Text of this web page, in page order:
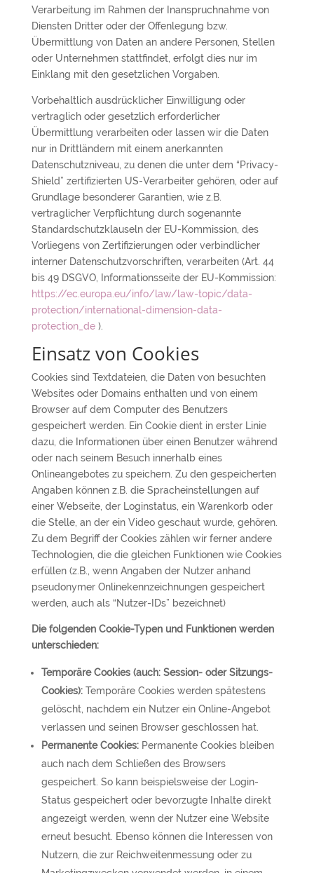
Verarbeitung im Rahmen der Inanspruchnahme von
Diensten Dritter oder der Offenlegung bzw.
Übermittlung von Daten an andere Personen, Stellen
oder Unternehmen stattfindet, erfolgt dies nur im
Einklang mit den gesetzlichen Vorgaben.
Vorbehaltlich ausdrücklicher Einwilligung oder
vertraglich oder gesetzlich erforderlicher
Übermittlung verarbeiten oder lassen wir die Daten
nur in Drittländern mit einem anerkannten
Datenschutzniveau, zu denen die unter dem “Privacy-
Shield” zertifizierten US-Verarbeiter gehören, oder auf
Grundlage besonderer Garantien, wie z.B.
vertraglicher Verpflichtung durch sogenannte
Standardschutzklauseln der EU-Kommission, des
Vorliegens von Zertifizierungen oder verbindlicher
interner Datenschutzvorschriften, verarbeiten (Art. 44
bis 49 DSGVO, Informationsseite der EU-Kommission:
https://ec.europa.eu/info/law/law-topic/data-
protection/international-dimension-data-
protection_de).
Einsatz von Cookies
Cookies sind Textdateien, die Daten von besuchten
Websites oder Domains enthalten und von einem
Browser auf dem Computer des Benutzers
gespeichert werden. Ein Cookie dient in erster Linie
dazu, die Informationen über einen Benutzer während
oder nach seinem Besuch innerhalb eines
Onlineangebotes zu speichern. Zu den gespeicherten
Angaben können z.B. die Spracheinstellungen auf
einer Webseite, der Loginstatus, ein Warenkorb oder
die Stelle, an der ein Video geschaut wurde, gehören.
Zu dem Begriff der Cookies zählen wir ferner andere
Technologien, die die gleichen Funktionen wie Cookies
erfüllen (z.B., wenn Angaben der Nutzer anhand
pseudonymer Onlinekennzeichnungen gespeichert
werden, auch als “Nutzer-IDs” bezeichnet)
Die folgenden Cookie-Typen und Funktionen werden
unterschieden:
Temporäre Cookies (auch: Session- oder Sitzungs-
Cookies):Temporäre Cookies werden spätestens
gelöscht, nachdem ein Nutzer ein Online-Angebot
verlassen und seinen Browser geschlossen hat.
Permanente Cookies:Permanente Cookies bleiben
auch nach dem Schließen des Browsers
gespeichert. So kann beispielsweise der Login-
Status gespeichert oder bevorzugte Inhalte direkt
angezeigt werden, wenn der Nutzer eine Website
erneut besucht. Ebenso können die Interessen von
Nutzern, die zur Reichweitenmessung oder zu